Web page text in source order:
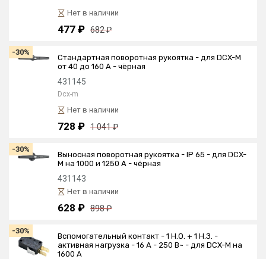
Нет в наличии
477 ₽ 682 ₽
-30%
Стандартная поворотная рукоятка - для DCX-M
от 40 до 160 А - чёрная
431145
Dcx-m
Нет в наличии
728 ₽ 1 041 ₽
-30%
Выносная поворотная рукоятка - IP 65 - для DCX-
M на 1000 и 1250 А - чёрная
431143
Нет в наличии
628 ₽ 898 ₽
-30%
Вспомогательный контакт - 1 Н.О. + 1 Н.З. -
активная нагрузка - 16 А - 250 В~ - для DCX-M на
1600 А